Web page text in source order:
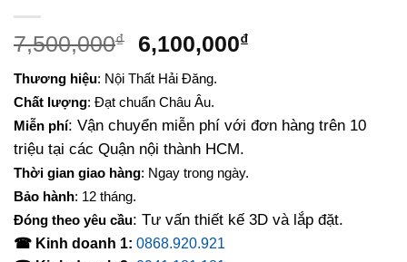
7,500,000₫
Giá
là:
7,500,000₫.
6,100,000₫Giá
6,100,000₫.
Thương hiệu: Nội Thất Hải Đăng.
Chất lượng: Đạt chuẩn Châu Âu.
Miễn phí: Vận chuyển miễn phí với đơn hàng trên 10
triệu tại các Quận nội thành HCM.
Thời gian giao hàng: Ngay trong ngày.
Bảo hành: 12 tháng.
Đóng theo yêu cầu: Tư vấn thiết kế 3D và lắp đặt.
☎ Kinh doanh 1: 0868.920.921